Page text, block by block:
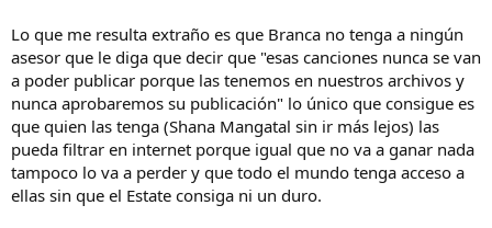
Lo que me resulta extraño es que Branca no tenga a ningún
asesor que le diga que decir que "esas canciones nunca se van
a poder publicar porque las tenemos en nuestros archivos y
nunca aprobaremos su publicación" lo único que consigue es
que quien las tenga (Shana Mangatal sin ir más lejos) las
pueda filtrar en internet porque igual que no va a ganar nada
tampoco lo va a perder y que todo el mundo tenga acceso a
ellas sin que el Estate consiga ni un duro.